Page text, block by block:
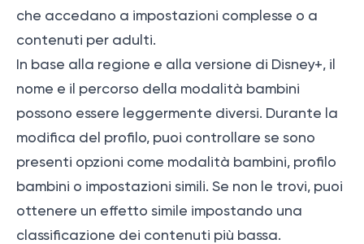
che accedano a impostazioni complesse o a
contenuti per adulti.
In base alla regione e alla versione di Disney+, il
nome e il percorso della modalità bambini
possono essere leggermente diversi. Durante la
modifica del profilo, puoi controllare se sono
presenti opzioni come modalità bambini, profilo
bambini o impostazioni simili. Se non le trovi, puoi
ottenere un effetto simile impostando una
classificazione dei contenuti più bassa.